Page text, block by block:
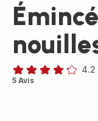
ratings.4.2
4.2
5 Avis